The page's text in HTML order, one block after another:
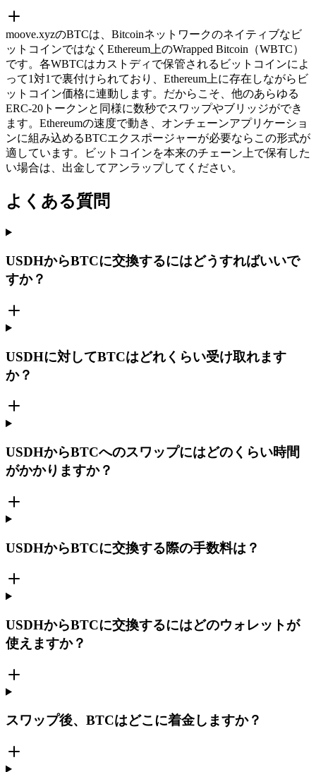
moove.xyzのBTCは、Bitcoinネットワークのネイティブなビ
ットコインではなくEthereum上のWrapped Bitcoin（WBTC）
です。各WBTCはカストディで保管されるビットコインによ
って1対1で裏付けられており、Ethereum上に存在しながらビ
ットコイン価格に連動します。だからこそ、他のあらゆる
ERC-20トークンと同様に数秒でスワップやブリッジができ
ます。Ethereumの速度で動き、オンチェーンアプリケーショ
ンに組み込めるBTCエクスポージャーが必要ならこの形式が
適しています。ビットコインを本来のチェーン上で保有した
い場合は、出金してアンラップしてください。
よくある質問
USDHからBTCに交換するにはどうすればいいで
すか？
USDHに対してBTCはどれくらい受け取れます
か？
USDHからBTCへのスワップにはどのくらい時間
がかかりますか？
USDHからBTCに交換する際の手数料は？
USDHからBTCに交換するにはどのウォレットが
使えますか？
スワップ後、BTCはどこに着金しますか？